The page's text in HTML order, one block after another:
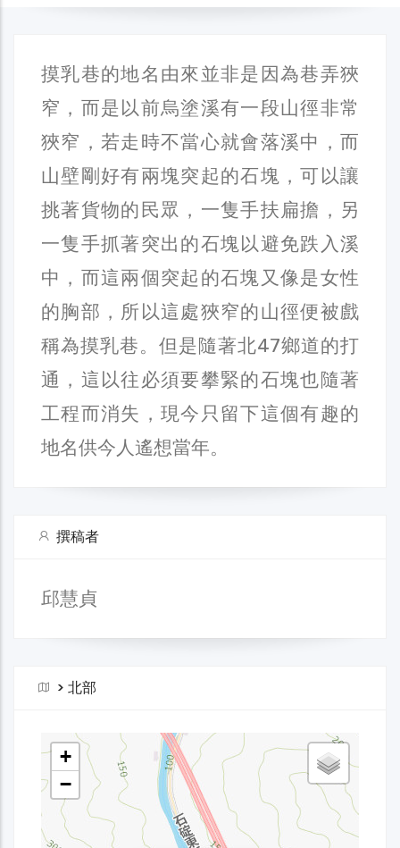
摸乳巷的地名由來並非是因為巷弄狹
窄，而是以前烏塗溪有一段山徑非常
狹窄，若走時不當心就會落溪中，而
山壁剛好有兩塊突起的石塊，可以讓
挑著貨物的民眾，一隻手扶扁擔，另
一隻手抓著突出的石塊以避免跌入溪
中，而這兩個突起的石塊又像是女性
的胸部，所以這處狹窄的山徑便被戲
稱為摸乳巷。但是隨著北47鄉道的打
通，這以往必須要攀緊的石塊也隨著
工程而消失，現今只留下這個有趣的
地名供今人遙想當年。
撰稿者
邱慧貞
> 北部